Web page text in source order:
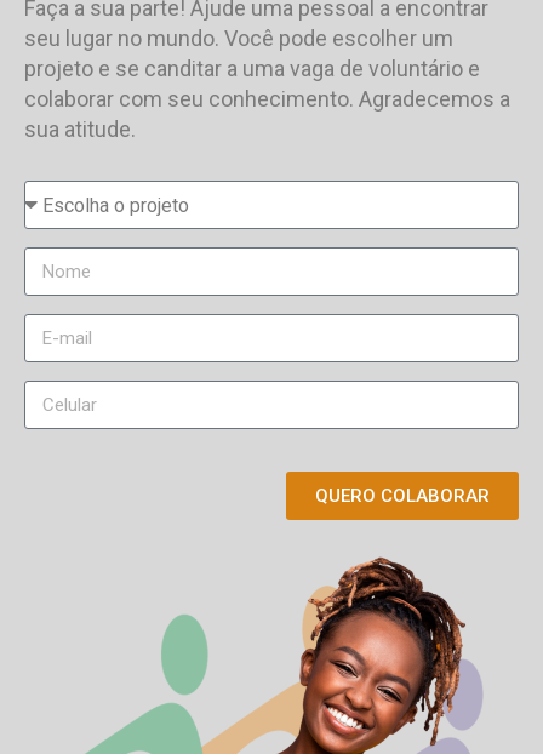
Faça a sua parte! Ajude uma pessoal a encontrar
seu lugar no mundo. Você pode escolher um
projeto e se canditar a uma vaga de voluntário e
colaborar com seu conhecimento. Agradecemos a
sua atitude.
QUERO COLABORAR